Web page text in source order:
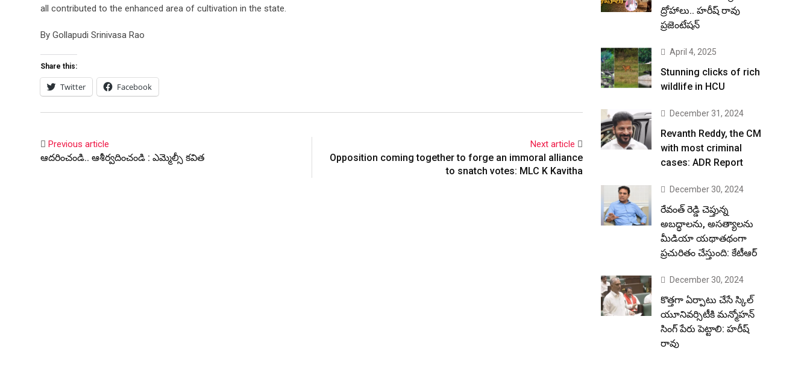
all contributed to the enhanced area of cultivation in the state.
By Gollapudi Srinivasa Rao
Share this:
Twitter Facebook
Previous article
ఆదరించండి.. ఆశీర్వదించండి : ఎమ్మెల్సీ కవిత
Next article
Opposition coming together to forge an immoral alliance
to snatch votes: MLC K Kavitha
ద్రోహాలు.. హరీష్ రావు
ప్రజెంటేషన్
April 4, 2025
Stunning clicks of rich
wildlife in HCU
December 31, 2024
Revanth Reddy, the CM
with most criminal
cases: ADR Report
December 30, 2024
రేవంత్ రెడ్డి చెప్తున్న
అబద్ధాలను, అసత్యాలను
మీడియా యథాతథంగా
ప్రచురితం చేస్తుంది: కేటీఆర్
December 30, 2024
కొత్తగా ఏర్పాటు చేసే స్కిల్
యూనివర్సిటీకి మన్మోహన్
సింగ్ పేరు పెట్టాలి: హరీష్
రావు